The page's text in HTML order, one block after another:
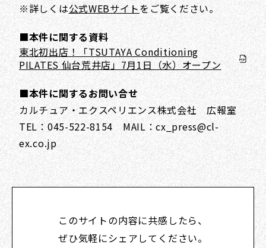
※詳しくは公式WEBサイトをご覧ください。
■本件に関する資料
東北初出店！「TSUTAYA Conditioning
PILATES 仙台荒井店」7月1日（水）オープン
■本件に関するお問い合せ
カルチュア・エクスペリエンス株式会社 広報室
TEL：045-522-8154 MAIL：cx_press@cl-
ex.co.jp
このサイトの内容に共感したら、
ぜひ気軽にシェアしてください。